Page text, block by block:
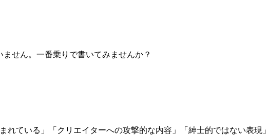
せん。一番乗りで書いてみませんか？
れている」「クリエイターへの攻撃的な内容」「紳士的ではない表現」